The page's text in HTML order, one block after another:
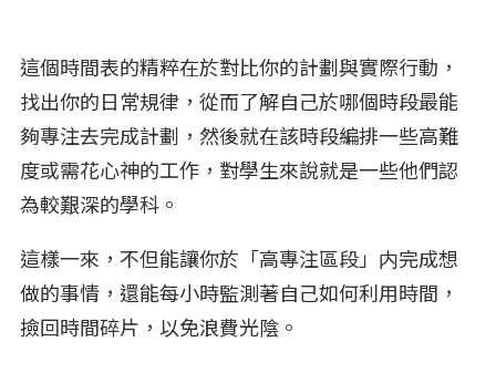
這個時間表的精粹在於對比你的計劃與實際行動，
找出你的日常規律，從而了解自己於哪個時段最能
夠專注去完成計劃，然後就在該時段編排一些高難
度或需花心神的工作，對學生來說就是一些他們認
為較艱深的學科。
這樣一來，不但能讓你於「高專注區段」内完成想
做的事情，還能每小時監測著自己如何利用時間，
撿回時間碎片，以免浪費光陰。